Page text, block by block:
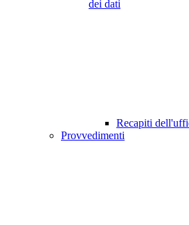
dei dati
Recapiti
Provvedimenti